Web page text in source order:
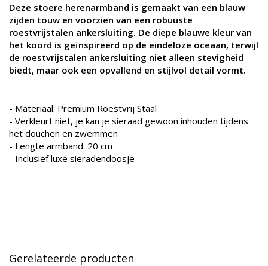
Deze stoere herenarmband is gemaakt van een blauw
zijden touw en voorzien van een robuuste
roestvrijstalen ankersluiting. De diepe blauwe kleur van
het koord is geïnspireerd op de eindeloze oceaan, terwijl
de roestvrijstalen ankersluiting niet alleen stevigheid
biedt, maar ook een opvallend en stijlvol detail vormt.
- Materiaal: Premium Roestvrij Staal
- Verkleurt niet, je kan je sieraad gewoon inhouden tijdens
het douchen en zwemmen
- Lengte armband: 20 cm
- Inclusief luxe sieradendoosje
Gerelateerde producten